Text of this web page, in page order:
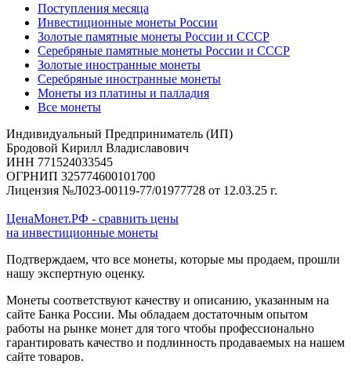
Поступления месяца
Инвестиционные монеты России
Золотые памятные монеты России и СССР
Серебряные памятные монеты России и СССР
Золотые иностранные монеты
Серебряные иностранные монеты
Монеты из платины и палладия
Все монеты
Индивидуальный Предприниматель (ИП)
Бродовой Кирилл Владиславович
ИНН 771524033545
ОГРНИП 325774600101700
Лицензия №Л023-00119-77/01977728 от 12.03.25 г.
ЦенаМонет.РФ - сравнить цены
на инвестиционные монеты
Подтверждаем, что все монеты, которые мы продаем, прошли
нашу экспертную оценку.
Монеты соответствуют качеству и описанию, указанным на
сайте Банка России. Мы обладаем достаточным опытом
работы на рынке монет для того чтобы профессионально
гарантировать качество и подлинность продаваемых на нашем
сайте товаров.